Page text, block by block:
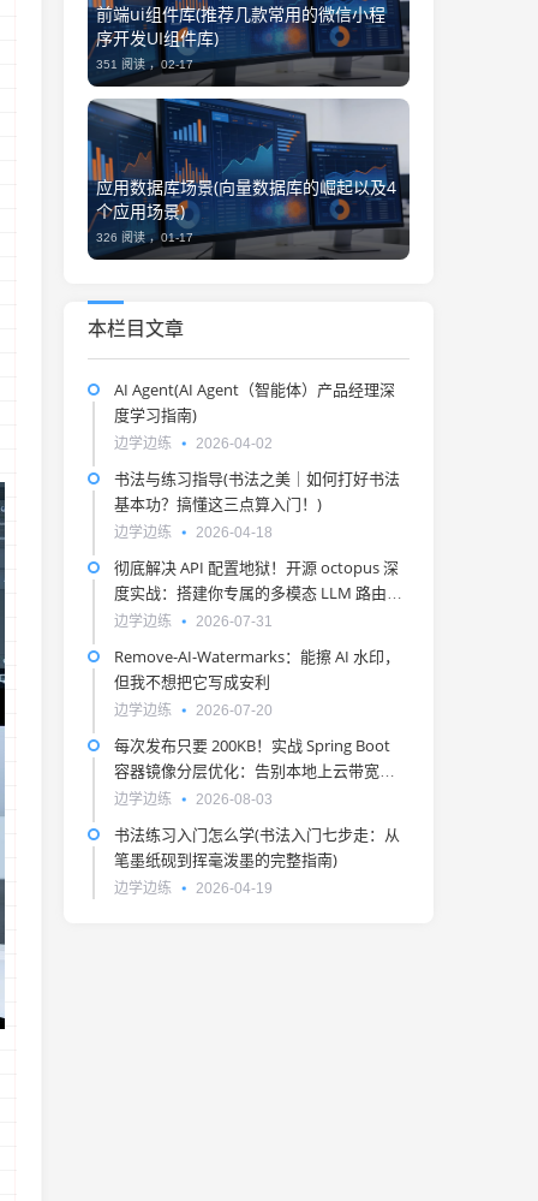
前端ui组件库(推荐几款常用的微信小程
序开发UI组件库)
351 阅读 ，02-17
应用数据库场景(向量数据库的崛起以及4
个应用场景)
326 阅读 ，01-17
本栏目文章
AI Agent(AI Agent（智能体）产品经理深
度学习指南)
边学边练 2026-04-02
书法与练习指导(书法之美｜如何打好书法
基本功？搞懂这三点算入门！)
边学边练 2026-04-18
彻底解决 API 配置地狱！开源 octopus 深
度实战：搭建你专属的多模态 LLM 路由与
负载均衡网关
边学边练 2026-07-31
Remove-AI-Watermarks：能擦 AI 水印，
但我不想把它写成安利
边学边练 2026-07-20
每次发布只要 200KB！实战 Spring Boot
容器镜像分层优化：告别本地上云带宽背
刺
边学边练 2026-08-03
书法练习入门怎么学(书法入门七步走：从
笔墨纸砚到挥毫泼墨的完整指南)
边学边练 2026-04-19